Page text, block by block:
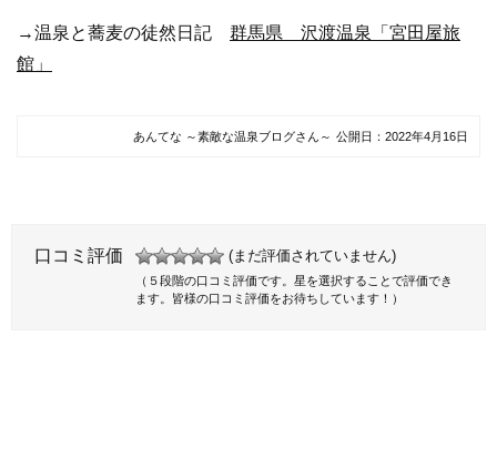
→温泉と蕎麦の徒然日記 群馬県 沢渡温泉「宮田屋旅
館」
あんてな ～素敵な温泉ブログさん～ 公開日： 2022年4月16日
口コミ評価 (まだ評価されていません)
（５段階の口コミ評価です。星を選択することで評価でき
ます。皆様の口コミ評価をお待ちしています！）